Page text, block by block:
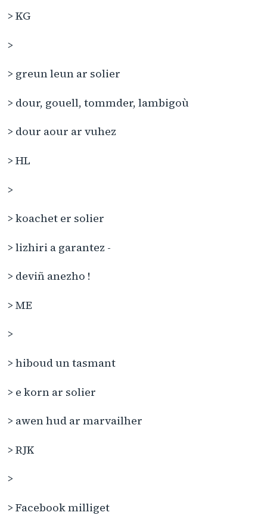
> KG
>
> greun leun ar solier
> dour, gouell, tommder, lambigoù
> dour aour ar vuhez
> HL
>
> koachet er solier
> lizhiri a garantez -
> deviñ anezho !
> ME
>
> hiboud un tasmant
> e korn ar solier
> awen hud ar marvailher
> RJK
>
> Facebook milliget